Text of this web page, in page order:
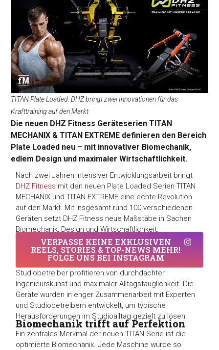
TITAN Plate Loaded: DHZ bringt zwei Innovationen für das
Krafttraining auf den Markt
Die neuen DHZ Fitness Geräteserien TITAN
MECHANIX & TITAN EXTREME definieren den Bereich
Plate Loaded neu – mit innovativer Biomechanik,
edlem Design und maximaler Wirtschaftlichkeit.
Nach zwei Jahren intensiver Entwicklungsarbeit bringt
DHZ Fitness mit den neuen Plate Loaded Serien TITAN
MECHANIX und TITAN EXTREME eine echte Revolution
auf den Markt. Mit insgesamt rund 100 verschiedenen
Geräten setzt DHZ Fitness neue Maßstäbe in Sachen
Biomechanik, Design und Wirtschaftlichkeit.
VERPASSE KEINE EXKLUSIVEN
REELS, STORIES & TOP-NEWS MEHR!
FOLGE UNS BEI INSTAGRAM
Studiobetreiber profitieren von durchdachter
Ingenieurskunst und maximaler Alltagstauglichkeit. Die
Geräte wurden in enger Zusammenarbeit mit Experten
und Studiobetreibern entwickelt, um typische
Herausforderungen im Studioalltag gezielt zu lösen.
Biomechanik trifft auf Perfektion
Ein zentrales Merkmal der neuen TITAN Serie ist die
optimierte Biomechanik. Jede Maschine wurde so